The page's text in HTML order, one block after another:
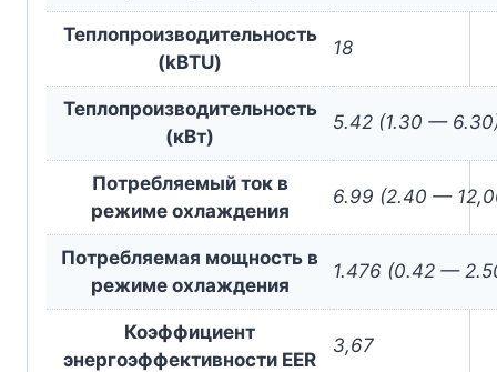
Теплопроизводительность
(kBTU)
18
Теплопроизводительность
(кВт)
5.42 (1.30 —
Потребляемый ток в
режиме охлаждения
6.99 (2.40 —
Потребляемая мощность в
режиме охлаждения
1.476 (0.42 —
Коэффициент
энергоэффективности EER
3,67